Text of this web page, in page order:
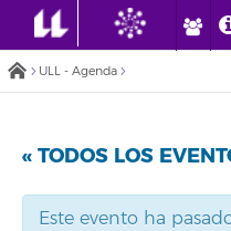
ULL - Agenda
« TODOS LOS
Este evento ha